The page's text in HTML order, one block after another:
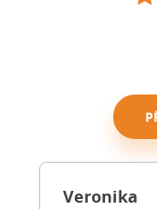
Veronika